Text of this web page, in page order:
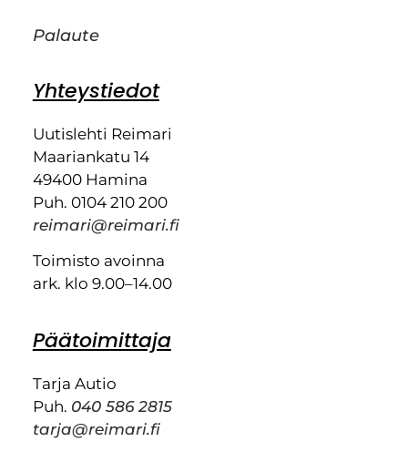
Palaute
Yhteystiedot
Uutislehti Reimari
Maariankatu 14
49400 Hamina
Puh. 0104 210 200
reimari@reimari.fi
Toimisto avoinna
ark. klo 9.00–14.00
Päätoimittaja
Tarja Autio
Puh. 040 586 2815
tarja@reimari.fi